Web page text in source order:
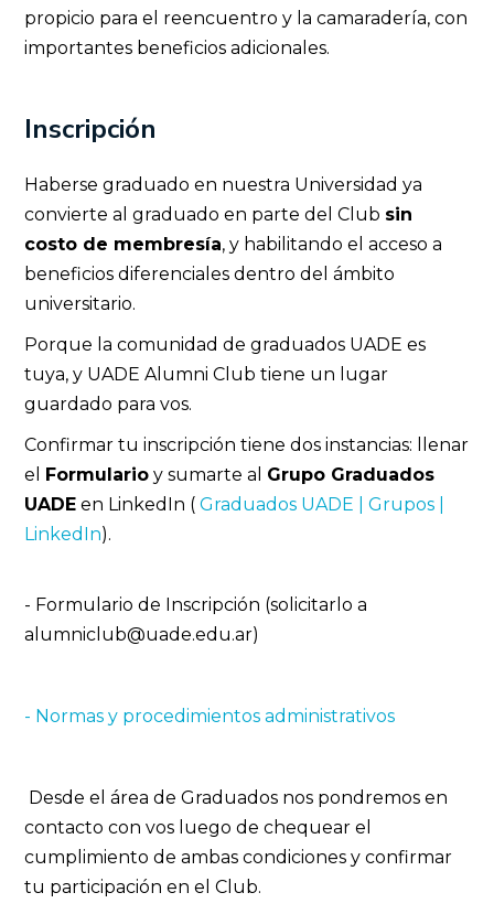
propicio para el reencuentro y la camaradería, con
importantes beneficios adicionales.
Inscripción
Haberse graduado en nuestra Universidad ya
convierte al graduado en parte del Club sin
costo de membresía, y habilitando el acceso a
beneficios diferenciales dentro del ámbito
universitario.
Porque la comunidad de graduados UADE es
tuya, y UADE Alumni Club tiene un lugar
guardado para vos.
Confirmar tu inscripción tiene dos instancias: llenar
el Formulario y sumarte al Grupo Graduados
UADE en LinkedIn ( Graduados UADE | Grupos |
LinkedIn).
- Formulario de Inscripción (solicitarlo a
alumniclub@uade.edu.ar)
- Normas y procedimientos administrativos
Desde el área de Graduados nos pondremos en
contacto con vos luego de chequear el
cumplimiento de ambas condiciones y confirmar
tu participación en el Club.